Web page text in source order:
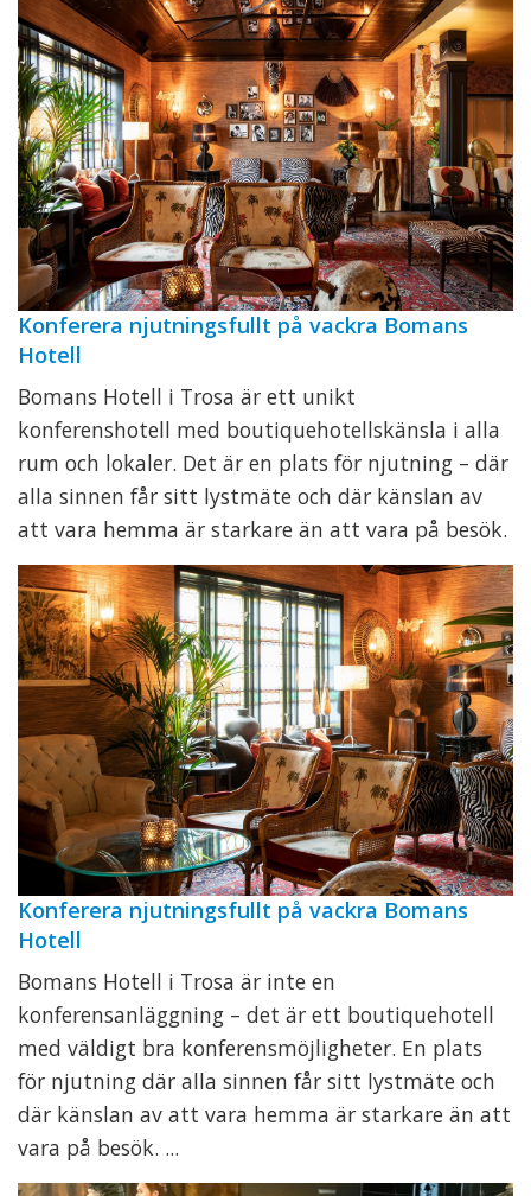
Konferera njutningsfullt på vackra Bomans
Hotell
Bomans Hotell i Trosa är ett unikt
konferenshotell med boutiquehotellskänsla i alla
rum och lokaler. Det är en plats för njutning – där
alla sinnen får sitt lystmäte och där känslan av
att vara hemma är starkare än att vara på besök.
Konferera njutningsfullt på vackra Bomans
Hotell
Bomans Hotell i Trosa är inte en
konferensanläggning – det är ett boutiquehotell
med väldigt bra konferensmöjligheter. En plats
för njutning där alla sinnen får sitt lystmäte och
där känslan av att vara hemma är starkare än att
vara på besök. ...